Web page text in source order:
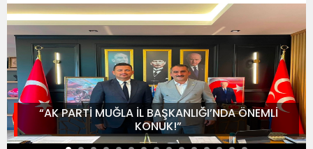
“AK PARTİ MUĞLA İL BAŞKANLIĞI’NDA ÖNEMLİ
KONUK!”